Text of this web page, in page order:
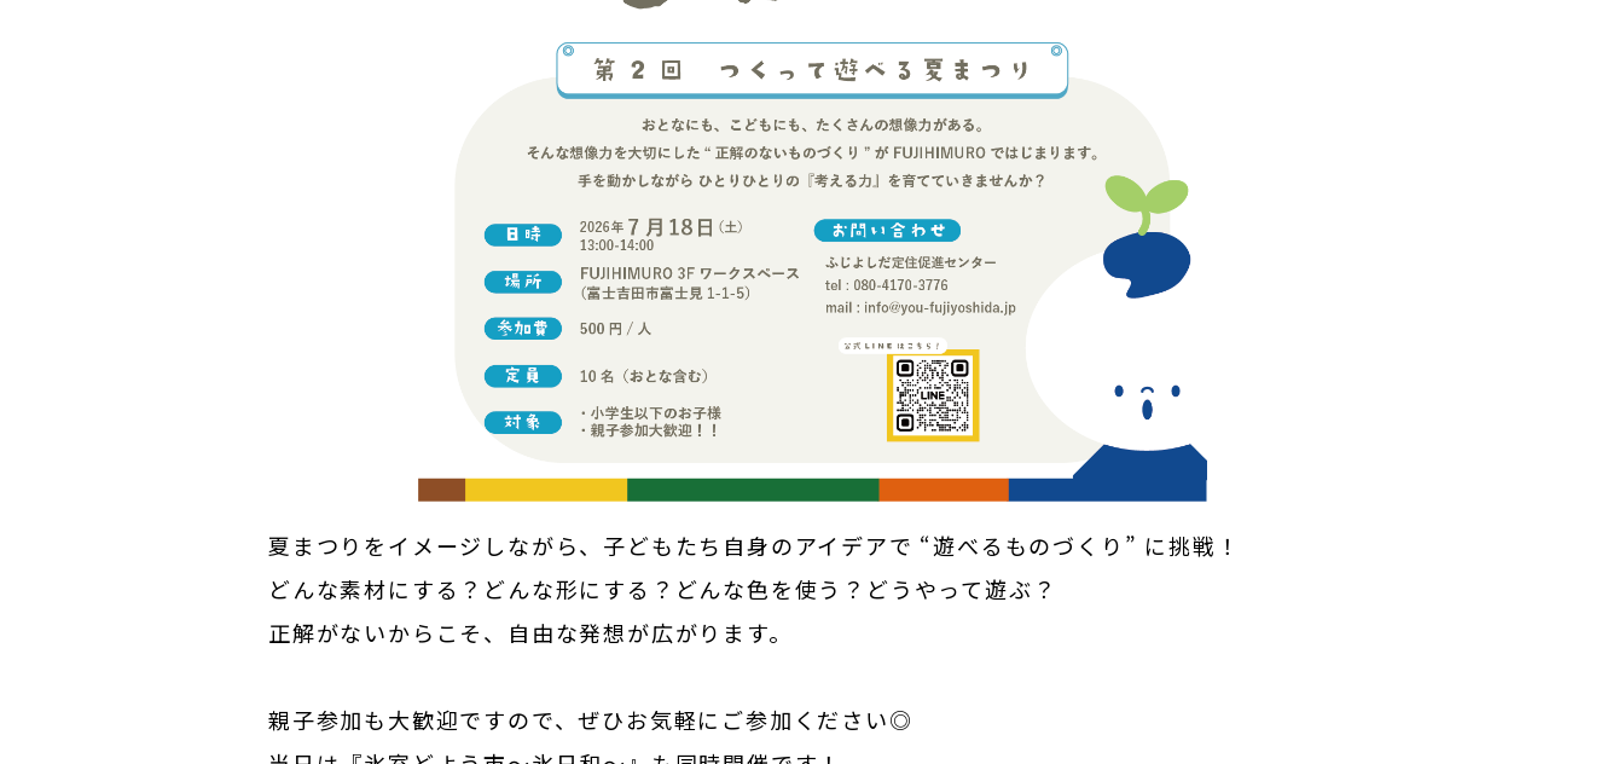
夏まつりをイメージしながら、子どもたち自身のアイデアで “遊べるものづくり” に挑戦！
どんな素材にする？どんな形にする？どんな色を使う？どうやって遊ぶ？
正解がないからこそ、自由な発想が広がります。
親子参加も大歓迎ですので、ぜひお気軽にご参加ください◎